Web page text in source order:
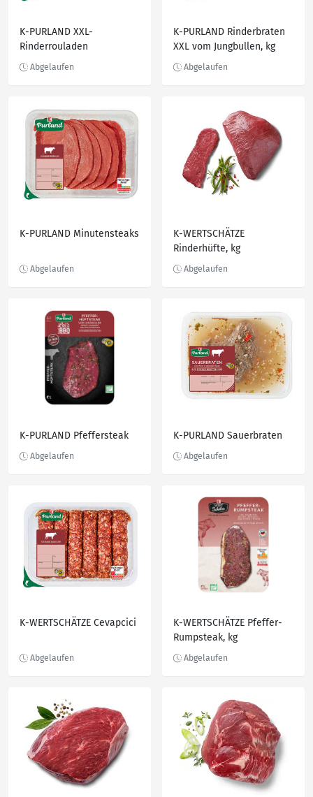
K-PURLAND XXL-
Rinderrouladen
K-PURLAND Rinderbraten
XXL vom Jungbullen, kg
K-PURLAND Minutensteaks
K-WERTSCHÄTZE
Rinderhüfte, kg
K-PURLAND Pfeffersteak K-PURLAND Sauerbraten
K-WERTSCHÄTZE Cevapcici
K-WERTSCHÄTZE Pfeffer-
Rumpsteak, kg